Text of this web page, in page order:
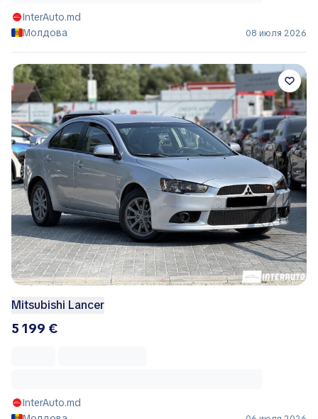
InterAuto.md
Молдова
08 июля 2026
Mitsubishi Lancer
5 199 €
InterAuto.md